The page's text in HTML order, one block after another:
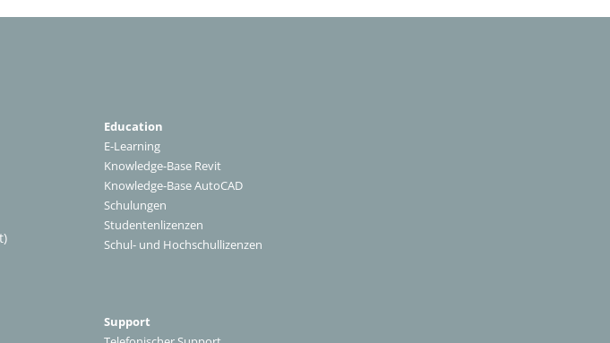
Education
E-Learning
Knowledge-Base Revit
Knowledge-Base AutoCAD
Schulungen
Studentenlizenzen
Schul- und Hochschullizenzen
Support